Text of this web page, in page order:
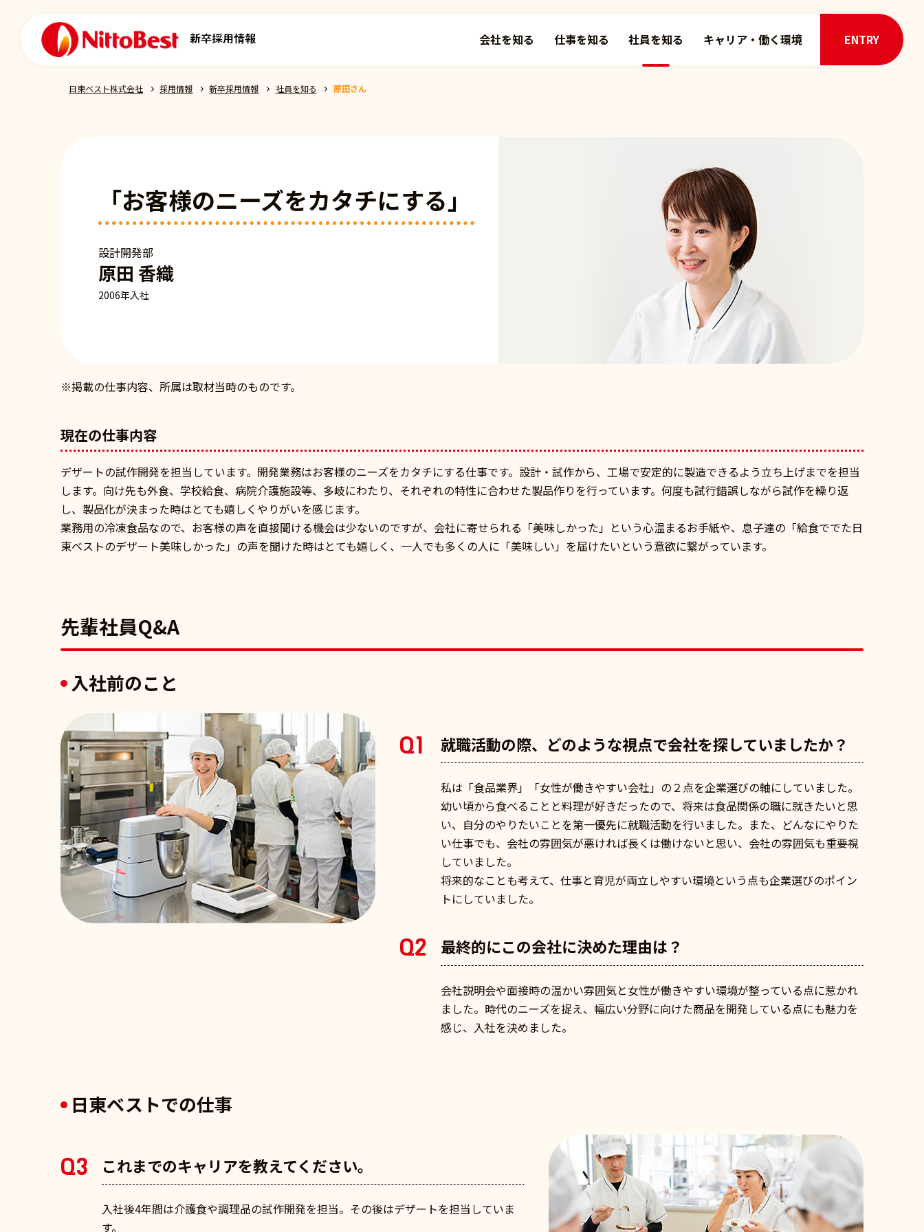
会社を知る 仕事を知る 社員を知る キャリア・働く環境 ENTRY
日東ベスト株式会社 採用情報 新卒採用情報 社員を知る 原田さん
「お客様のニーズをカタチにする」
設計開発部
原田 香織
2006年入社
※掲載の仕事内容、所属は取材当時のものです。
現在の仕事内容
デザートの試作開発を担当しています。開発業務はお客様のニーズをカタチにする仕事です。設計・試作から、工場で安定的に製造できるよう立ち上げまでを担当
します。向け先も外食、学校給食、病院介護施設等、多岐にわたり、それぞれの特性に合わせた製品作りを行っています。何度も試行錯誤しながら試作を繰り返
し、製品化が決まった時はとても嬉しくやりがいを感じます。
業務用の冷凍食品なので、お客様の声を直接聞ける機会は少ないのですが、会社に寄せられる「美味しかった」という心温まるお手紙や、息子達の「給食ででた日
東ベストのデザート美味しかった」の声を聞けた時はとても嬉しく、一人でも多くの人に「美味しい」を届けたいという意欲に繋がっています。
先輩社員Q&A
入社前のこと
Q1 就職活動の際、どのような視点で会社を探していましたか？
私は「食品業界」「女性が働きやすい会社」の２点を企業選びの軸にしていました。
幼い頃から食べることと料理が好きだったので、将来は食品関係の職に就きたいと思
い、自分のやりたいことを第一優先に就職活動を行いました。また、どんなにやりた
い仕事でも、会社の雰囲気が悪ければ長くは働けないと思い、会社の雰囲気も重要視
していました。
将来的なことも考えて、仕事と育児が両立しやすい環境という点も企業選びのポイン
トにしていました。
Q2 最終的にこの会社に決めた理由は？
会社説明会や面接時の温かい雰囲気と女性が働きやすい環境が整っている点に惹かれ
ました。時代のニーズを捉え、幅広い分野に向けた商品を開発している点にも魅力を
感じ、入社を決めました。
日東ベストでの仕事
Q3 これまでのキャリアを教えてください。
入社後4年間は介護食や調理品の試作開発を担当。その後はデザートを担当していま
す。